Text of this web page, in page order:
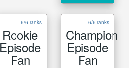
6/6 ranks
Rookie
Episode
Fan
6/6 ranks
Champion
Episode
Fan